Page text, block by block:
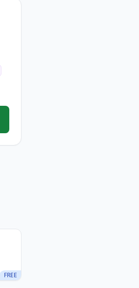
FREE